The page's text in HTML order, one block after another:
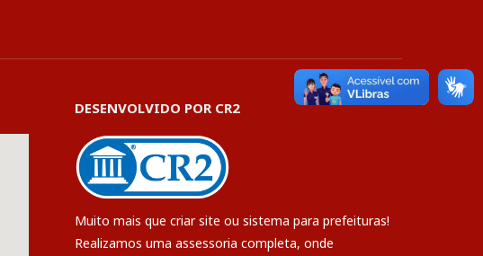
DESENVOLVIDO POR CR2
Muito mais que criar site ou sistema para prefeituras!
Realizamos uma assessoria completa, onde